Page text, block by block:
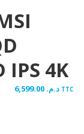
IPS 4K
د.م. TTC